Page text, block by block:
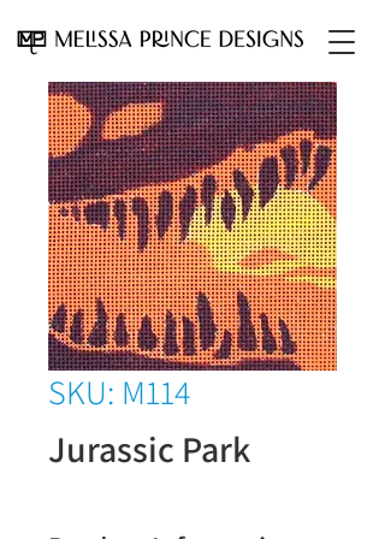
SKU: M114
Jurassic Park